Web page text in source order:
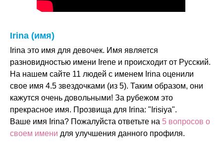
Irina (имя)
Irina это имя для девочек. Имя является
разновидностью имени Irene и происходит от Русский.
На нашем сайте 11 людей с именем Irina оценили
свое имя 4.5 звездочками (из 5). Таким образом, они
кажутся очень довольными! За рубежом это
прекрасное имя. Прозвища для Irina: "Irisiya".
Ваше имя Irina? Пожалуйста ответьте на 5 вопросов о
своем имени для улучшения данного профиля.